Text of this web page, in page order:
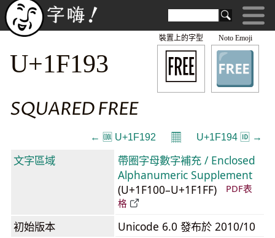
Noto Emoji
🆓
裝置上的字型
U+1F193
SQUARED FREE
← 🆒 U+1F192 𝄜 U+1F194 🆔 →
文字區域
帶圈字母數字補充 / Enclosed
Alphanumeric Supplement
(U+1F100–U+1F1FF)
PDF表
格
初始版本
Unicode 6.0 發布於 2010/10